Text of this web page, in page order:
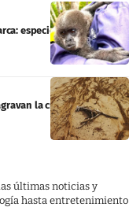
especie en peligro
la crisis de
últimas noticias y
hasta entretenimiento